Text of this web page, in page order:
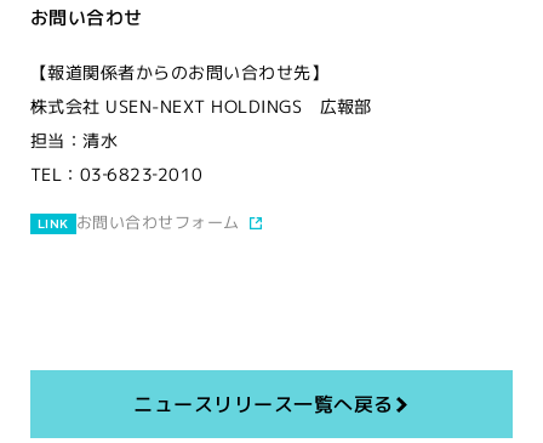
お問い合わせ
【報道関係者からのお問い合わせ先】
株式会社 USEN-NEXT HOLDINGS 広報部
担当：清水
TEL：03‐6823‐2010
LINK お問い合わせフォーム
ニュースリリース一覧へ戻る